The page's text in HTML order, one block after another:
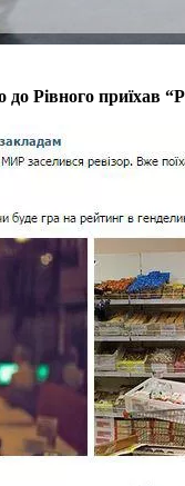
Рівного приїхав